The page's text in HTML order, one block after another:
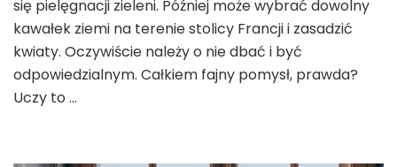
w
Paryżu
się pielęgnacji zieleni. Później może wybrać dowolny
kawałek ziemi na terenie stolicy Francji i zasadzić
kwiaty. Oczywiście należy o nie dbać i być
odpowiedzialnym. Całkiem fajny pomysł, prawda?
Uczy to …